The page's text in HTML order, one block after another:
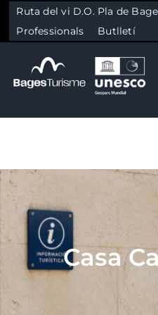
Skip to content
Ruta del vi D.O. Pla de
Professionals
Butlletí
Cultura
GastronomiaCasa